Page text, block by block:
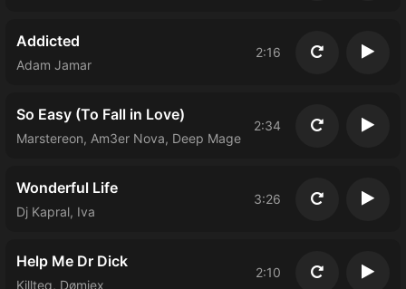
Addicted
Adam Jamar
2:16 Повторить
So Easy (To Fall in Love)
Marstereon, Am3er Nova, Deep Mage
2:34 Повторить
Wonderful Life
Dj Kapral, Iva
3:26 Повторить
Help Me Dr Dick
Killteq, Dømiex
2:10 Повторить